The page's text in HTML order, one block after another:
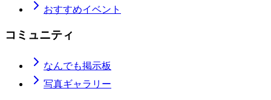
おすすめイベント
コミュニティ
なんでも掲示板
写真ギャラリー